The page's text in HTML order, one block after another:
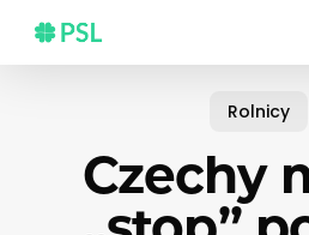
main
Rolnicy
Czechy